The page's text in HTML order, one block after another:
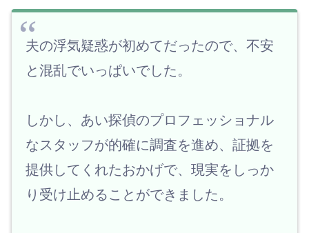
夫の浮気疑惑が初めてだったので、不安
と混乱でいっぱいでした。
しかし、あい探偵のプロフェッショナル
なスタッフが的確に調査を進め、証拠を
提供してくれたおかげで、現実をしっか
り受け止めることができました。